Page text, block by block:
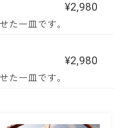
¥2,980
た一皿です。
¥2,980
た一皿です。